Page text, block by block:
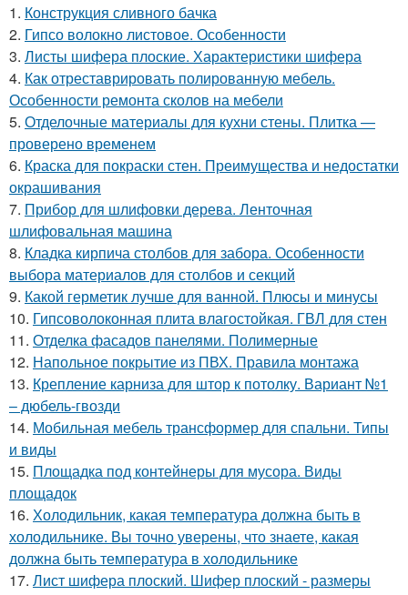
1. Конструкция сливного бачка
2. Гипсо волокно листовое. Особенности
3. Листы шифера плоские. Характеристики шифера
4. Как отреставрировать полированную мебель.
Особенности ремонта сколов на мебели
5. Отделочные материалы для кухни стены. Плитка —
проверено временем
6. Краска для покраски стен. Преимущества и недостатки
окрашивания
7. Прибор для шлифовки дерева. Ленточная
шлифовальная машина
8. Кладка кирпича столбов для забора. Особенности
выбора материалов для столбов и секций
9. Какой герметик лучше для ванной. Плюсы и минусы
10. Гипсоволоконная плита влагостойкая. ГВЛ для стен
11. Отделка фасадов панелями. Полимерные
12. Напольное покрытие из ПВХ. Правила монтажа
13. Крепление карниза для штор к потолку. Вариант №1
– дюбель-гвозди
14. Мобильная мебель трансформер для спальни. Типы
и виды
15. Площадка под контейнеры для мусора. Виды
площадок
16. Холодильник, какая температура должна быть в
холодильнике. Вы точно уверены, что знаете, какая
должна быть температура в холодильнике
17. Лист шифера плоский. Шифер плоский - размеры